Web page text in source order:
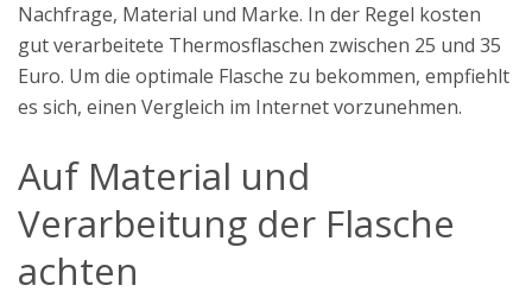
Nachfrage, Material und Marke. In der Regel kosten
gut verarbeitete Thermosflaschen zwischen 25 und 35
Euro. Um die optimale Flasche zu bekommen, empfiehlt
es sich, einen Vergleich im Internet vorzunehmen.
Auf Material und
Verarbeitung der Flasche
achten